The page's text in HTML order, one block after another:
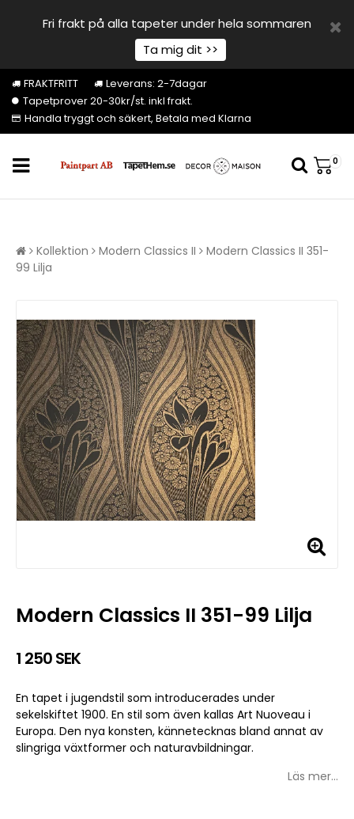
Fri frakt på alla tapeter under hela sommaren
Ta mig dit >>
FRAKTFRITT
Leverans: 2-7dagar
Tapetprover 20-30kr/st. inkl frakt.
Handla tryggt och säkert, Betala med Klarna
0
Kollektion Modern Classics II
Modern Classics II 351-
99 Lilja
Modern Classics II 351-99 Lilja
1 250 SEK
En tapet i jugendstil som introducerades under
sekelskiftet 1900. En stil som även kallas Art Nuoveau i
Europa. Den nya konsten, kännetecknas bland annat av
slingriga växtformer och naturavbildningar.
Läs mer...